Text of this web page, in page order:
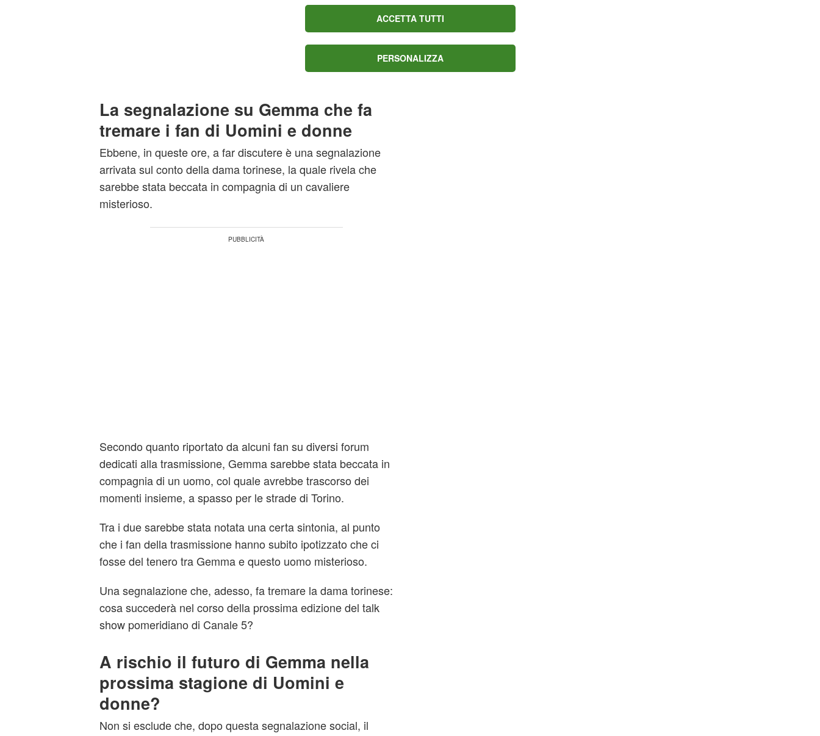
saputo incollare gli spettatori ai televisori, grazie anche ai
suoi scontri al vetriolo con Tina, costantemente sul piede di
guerra nei confronti della dama del trono senior.
La segnalazione su Gemma che fa
tremare i fan di Uomini e donne
Ebbene, in queste ore, a far discutere è una segnalazione
arrivata sul conto della dama torinese, la quale rivela che
sarebbe stata beccata in compagnia di un cavaliere
misterioso.
Secondo quanto riportato da alcuni fan su diversi forum
dedicati alla trasmissione, Gemma sarebbe stata beccata in
compagnia di un uomo, col quale avrebbe trascorso dei
momenti insieme, a spasso per le strade di Torino.
Tra i due sarebbe stata notata una certa sintonia, al punto
che i fan della trasmissione hanno subito ipotizzato che ci
fosse del tenero tra Gemma e questo uomo misterioso.
Una segnalazione che, adesso, fa tremare la dama torinese:
cosa succederà nel corso della prossima edizione del talk
show pomeridiano di Canale 5?
A rischio il futuro di Gemma nella
prossima stagione di Uomini e
donne?
Non si esclude che, dopo questa segnalazione social, il
ACCETTA TUTTI
PERSONALIZZA